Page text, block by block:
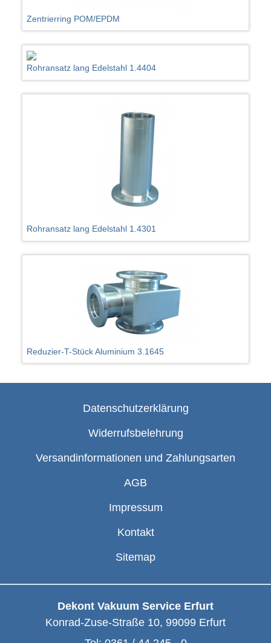
Zentrierring POM/EPDM
Rohransatz lang Edelstahl 1.4404
Rohransatz lang Edelstahl 1.4301
Reduzier-T-Stück Aluminium 3.1645
Datenschutzerklärung
Widerrufsbelehrung
Versandinformationen und Zahlungsarten
AGB
Impressum
Kontakt
Sitemap
Dekont Vakuum Service Erfurt
Konrad-Zuse-Straße 10, 99099 Erfurt